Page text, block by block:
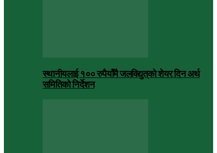
स्थानीयलाई १०० रुपैयाँमै जलविद्युत्‌को शेयर दिन अर्थ
समितिको निर्देशन